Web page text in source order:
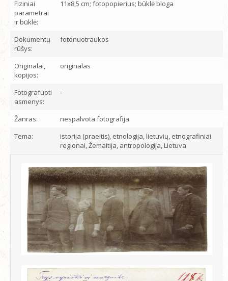
Fiziniai
parametrai
ir būklė:
11x8,5 cm; fotopopierius; būklė bloga
Dokumentų
rūšys:
fotonuotraukos
Originalai,
kopijos:
originalas
Fotografuoti
asmenys:
-
Žanras:
nespalvota fotografija
Tema:
istorija (praeitis), etnologija, lietuvių, etnografiniai
regionai, Žemaitija, antropologija, Lietuva